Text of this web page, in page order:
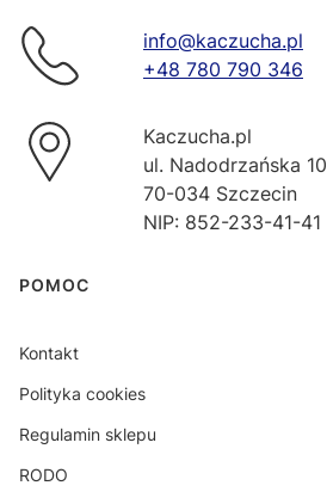
info@kaczucha.pl
+48 780 790 346
Kaczucha.pl
ul. Nadodrzańska 10
70-034 Szczecin
NIP: 852-233-41-41
Linki w stopce
POMOC
Kontakt
Polityka cookies
Regulamin sklepu
RODO